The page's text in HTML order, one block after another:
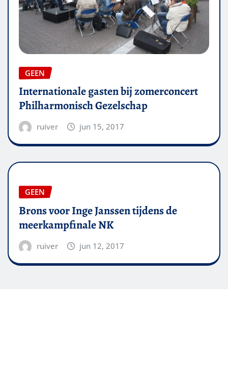
GEEN
Internationale gasten bij zomerconcert
Philharmonisch Gezelschap
ruiver jun 15, 2017
GEEN
Brons voor Inge Janssen tijdens de
meerkampfinale NK
ruiver jun 12, 2017